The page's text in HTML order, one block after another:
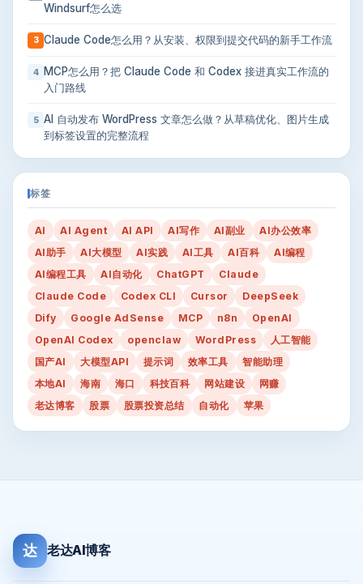
Windsurf怎么选
3 Claude Code怎么用？从安装、权限到提交代码的新手工作流
4
MCP怎么用？把 Claude Code 和 Codex 接进真实工作流的
入门路线
5 AI 自动发布 WordPress 文章怎么做？从草稿优化、图片生成
到标签设置的完整流程
标签
AI AI Agent AI API AI写作 AI副业
AI办公效率
AI助手
AI大模型 AI实践 AI工具 AI百科
AI编程
AI编程工具
AI自动化 ChatGPT
Claude
Claude Code
Codex CLI Cursor
DeepSeek
Dify
Google AdSense MCP n8n
OpenAI
OpenAI Codex
openclaw WordPress
人工智能
国产AI
大模型API 提示词 效率工具
智能助理
本地AI
海南 海口 科技百科 网站建设
网赚
老达博客
股票 股票投资总结 自动化 苹果
达 老达AI博客